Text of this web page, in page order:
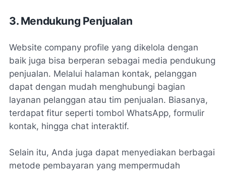
3. Mendukung Penjualan
Website company profile yang dikelola dengan
baik juga bisa berperan sebagai media pendukung
penjualan. Melalui halaman kontak, pelanggan
dapat dengan mudah menghubungi bagian
layanan pelanggan atau tim penjualan. Biasanya,
terdapat fitur seperti tombol WhatsApp, formulir
kontak, hingga chat interaktif.
Selain itu, Anda juga dapat menyediakan berbagai
metode pembayaran yang mempermudah